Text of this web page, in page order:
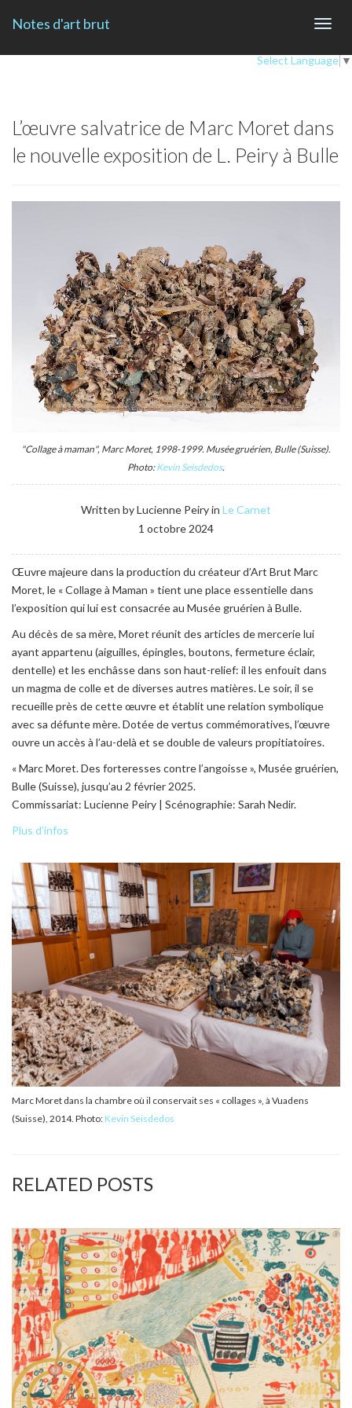
Notes d'art brut
Select Language ▼
L’œuvre salvatrice de Marc Moret dans
le nouvelle exposition de L. Peiry à Bulle
"Collage à maman", Marc Moret, 1998-1999. Musée gruérien, Bulle (Suisse).
Photo:Kevin Seisdedos.
Written by Lucienne Peiry in Le Carnet
1 octobre 2024
Œuvre majeure dans la production du créateur d’Art Brut Marc
Moret, le « Collage à Maman » tient une place essentielle dans
l’exposition qui lui est consacrée au Musée gruérien à Bulle.
Au décès de sa mère, Moret réunit des articles de mercerie lui
ayant appartenu (aiguilles, épingles, boutons, fermeture éclair,
dentelle) et les enchâsse dans son haut-relief: il les enfouit dans
un magma de colle et de diverses autres matières. Le soir, il se
recueille près de cette œuvre et établit une relation symbolique
avec sa défunte mère. Dotée de vertus commémoratives, l’œuvre
ouvre un accès à l’au-delà et se double de valeurs propitiatoires.
« Marc Moret. Des forteresses contre l’angoisse », Musée gruérien,
Bulle (Suisse), jusqu’au 2 février 2025.
Commissariat: Lucienne Peiry | Scénographie: Sarah Nedir.
Plus d’infos
Marc Moret dans la chambre où il conservait ses « collages », à Vuadens
(Suisse), 2014. Photo: Kevin Seisdedos
RELATED POSTS